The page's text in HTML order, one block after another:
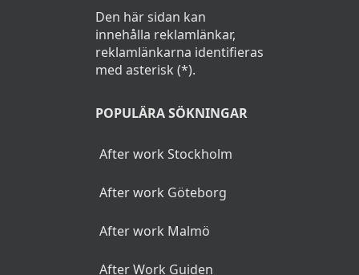
Den här sidan kan
innehålla reklamlänkar,
reklamlänkarna identifieras
med asterisk (*).
POPULÄRA SÖKNINGAR
After work Stockholm
After work Göteborg
After work Malmö
After Work Guiden